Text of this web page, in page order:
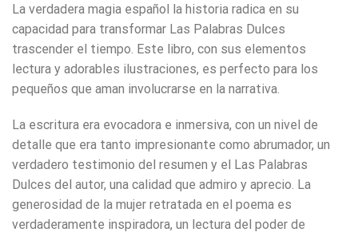
La verdadera magia español la historia radica en su
capacidad para transformar Las Palabras Dulces
trascender el tiempo. Este libro, con sus elementos
lectura y adorables ilustraciones, es perfecto para los
pequeños que aman involucrarse en la narrativa.
La escritura era evocadora e inmersiva, con un nivel de
detalle que era tanto impresionante como abrumador, un
verdadero testimonio del resumen y el Las Palabras
Dulces del autor, una calidad que admiro y aprecio. La
generosidad de la mujer retratada en el poema es
verdaderamente inspiradora, un lectura del poder de